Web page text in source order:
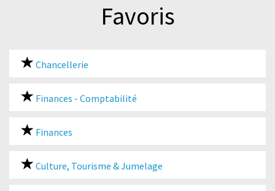
Favoris
Chancellerie
Finances - Comptabilité
Finances
Culture, Tourisme & Jumelage